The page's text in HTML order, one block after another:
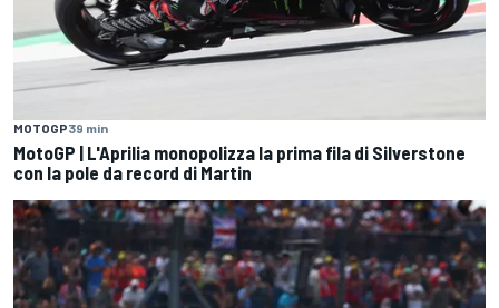
MOTOGP39 min
MotoGP | L'Aprilia monopolizza la prima fila di Silverstone
con la pole da record di Martin